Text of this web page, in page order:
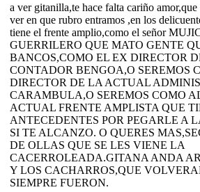
a ver gitanilla,te hace falta cariño
ver en que rubro entramos ,en los
tiene el frente amplio,como el señor
GUERRILERO QUE MATO GENTE
BANCOS,COMO EL EX DIRECTOR
CONTADOR BENGOA,O SEREMOS
DIRECTOR DE LA ACTUAL
CARAMBULA,O SEREMOS COMO
ACTUAL FRENTE AMPLISTA QUE
ANTECEDENTES POR PEGARLE A
SI TE ALCANZO. O QUERES
DE OLLAS QUE SE LES VIENE LA
CACERROLEADA.GITANA ANDA
Y LOS CACHARROS,QUE
SIEMPRE FUERON.